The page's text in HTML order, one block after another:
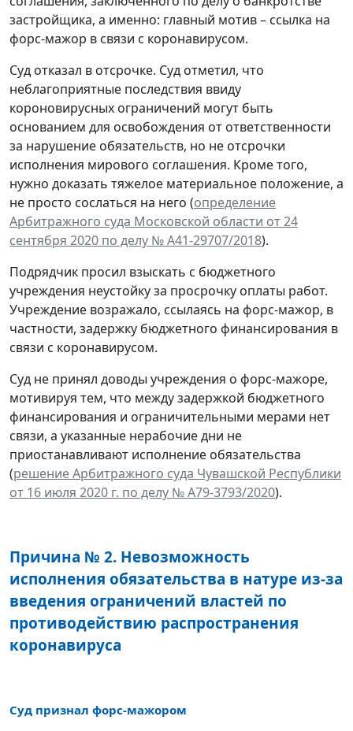
застройщика, а именно: главный мотив – ссылка на
форс-мажор в связи с коронавирусом.
Суд отказал в отсрочке. Суд отметил, что
неблагоприятные последствия ввиду
короновирусных ограничений могут быть
основанием для освобождения от ответственности
за нарушение обязательств, но не отсрочки
исполнения мирового соглашения. Кроме того,
нужно доказать тяжелое материальное положение, а
не просто сослаться на него (определение
Арбитражного суда Московской области от 24
сентября 2020 по делу № А41-29707/2018).
Подрядчик просил взыскать с бюджетного
учреждения неустойку за просрочку оплаты работ.
Учреждение возражало, ссылаясь на форс-мажор, в
частности, задержку бюджетного финансирования в
связи с коронавирусом.
Суд не принял доводы учреждения о форс-мажоре,
мотивируя тем, что между задержкой бюджетного
финансирования и ограничительными мерами нет
связи, а указанные нерабочие дни не
приостанавливают исполнение обязательства
(решение Арбитражного суда Чувашской Республики
от 16 июля 2020 г. по делу № А79-3793/2020).
Причина № 2. Невозможность
исполнения обязательства в натуре из-за
введения ограничений властей по
противодействию распространения
коронавируса
Суд признал форс-мажором